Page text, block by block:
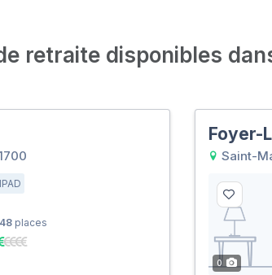
retraite disponibles
places
Foyer-
Saint-
0